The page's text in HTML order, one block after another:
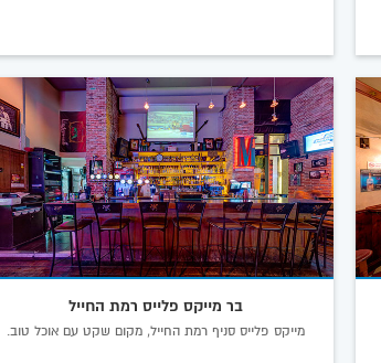
בר מייקס פלייס רמת החייל
מייקס פלייס סניף רמת החייל, מקום שקט עם אוכל טוב.